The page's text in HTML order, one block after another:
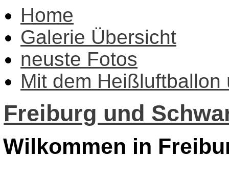
Home
Galerie Übersicht
neuste Fotos
Mit dem Heißluftballon
Freiburg und
Wilkommen in